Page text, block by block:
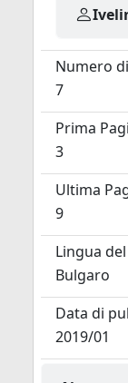
Numero
7
Prima
3
Ultima
9
Lingua
Bulgaro
Data di
2019/01